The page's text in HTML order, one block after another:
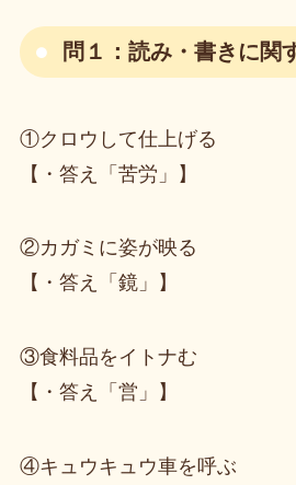
問１：読み・書きに関
①クロウして仕上げる
【・答え「苦労」】
②カガミに姿が映る
【・答え「鏡」】
③食料品をイトナむ
【・答え「営」】
④キュウキュウ車を呼ぶ